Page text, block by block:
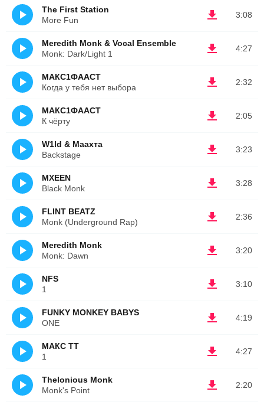
3:08
The First Station
More Fun
4:27
Meredith Monk & Vocal Ensemble
Monk: Dark/Light 1
2:32
МАКС1ФААСТ
Когда у тебя нет выбора
2:05
МАКС1ФААСТ
К чёрту
3:23
W1ld & Маахта
Backstage
3:28
MXEEN
Black Monk
2:36
FLINT BEATZ
Monk (Underground Rap)
3:20
Meredith Monk
Monk: Dawn
3:10
NFS
1
4:19
FUNKY MONKEY BABYS
ONE
4:27
МАКС ТТ
1
2:20
Thelonious Monk
Monk's Point